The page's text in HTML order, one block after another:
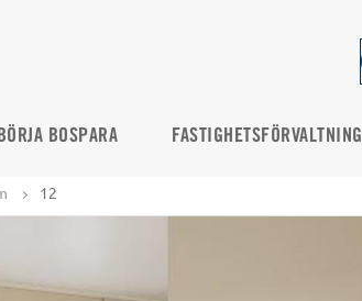
BÖRJA BOSPARA FASTIGHETSFÖRVALTNING
12